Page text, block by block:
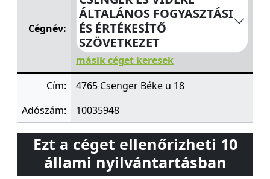
Cégnév:
ÁLTALÁNOS FOGYASZTÁSI
ÉS ÉRTÉKESÍTŐ
SZÖVETKEZET
másik céget keresek
Cím:
4765 Csenger Béke u 18
Adószám:
10035948
Ezt a céget ellenőrizheti 10
állami nyilvántartásban